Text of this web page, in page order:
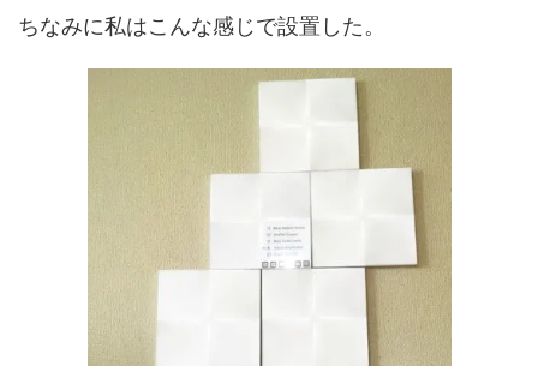
ちなみに私はこんな感じで設置した。